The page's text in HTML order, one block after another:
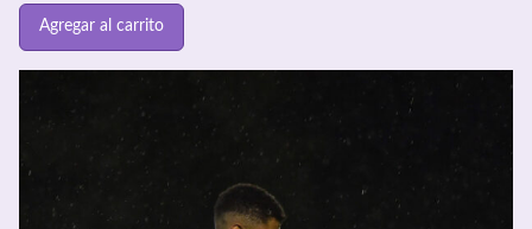
Agregar al carrito